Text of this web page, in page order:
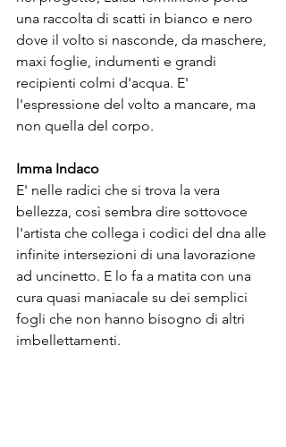
una raccolta di scatti in bianco e nero
dove il volto si nasconde, da maschere,
maxi foglie, indumenti e grandi
recipienti colmi d'acqua. E'
l'espressione del volto a mancare, ma
non quella del corpo.
Imma Indaco
E' nelle radici che si trova la vera
bellezza, così sembra dire sottovoce
l'artista che collega i codici del dna alle
infinite intersezioni di una lavorazione
ad uncinetto. E lo fa a matita con una
cura quasi maniacale su dei semplici
fogli che non hanno bisogno di altri
imbellettamenti.